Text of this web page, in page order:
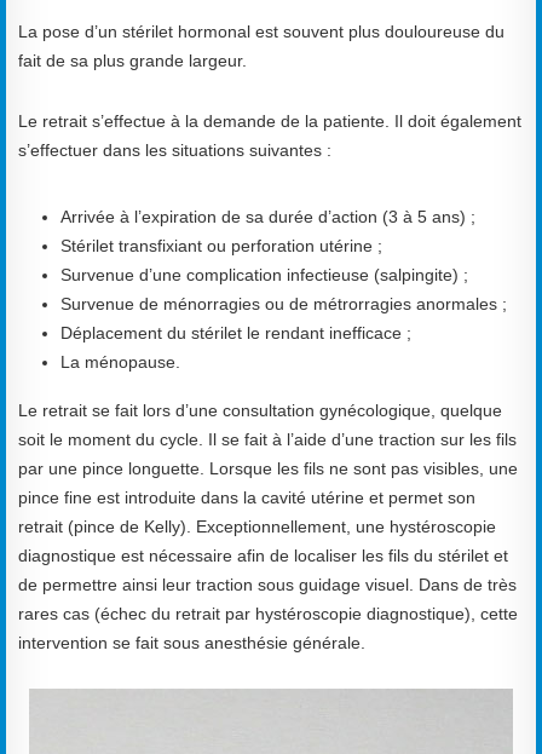
La pose d’un stérilet hormonal est souvent plus douloureuse du
fait de sa plus grande largeur.
Le retrait s’effectue à la demande de la patiente. Il doit également
s’effectuer dans les situations suivantes :
Arrivée à l’expiration de sa durée d’action (3 à 5 ans) ;
Stérilet transfixiant ou perforation utérine ;
Survenue d’une complication infectieuse (salpingite) ;
Survenue de ménorragies ou de métrorragies anormales ;
Déplacement du stérilet le rendant inefficace ;
La ménopause.
Le retrait se fait lors d’une consultation gynécologique, quelque
soit le moment du cycle. Il se fait à l’aide d’une traction sur les fils
par une pince longuette. Lorsque les fils ne sont pas visibles, une
pince fine est introduite dans la cavité utérine et permet son
retrait (pince de Kelly). Exceptionnellement, une hystéroscopie
diagnostique est nécessaire afin de localiser les fils du stérilet et
de permettre ainsi leur traction sous guidage visuel. Dans de très
rares cas (échec du retrait par hystéroscopie diagnostique), cette
intervention se fait sous anesthésie générale.